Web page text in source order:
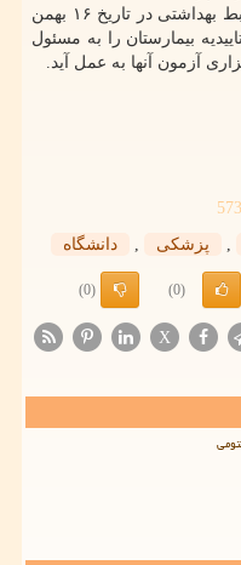
ویروس کرونا هستند باید با رعایت ضوابط بهداشتی در تاریخ ۱۶ بهمن
بیمارستان را به مسئول
آزمون آنها به عمل آید.
573
, پزشكی , دانشگاه
(0)
(0)
X